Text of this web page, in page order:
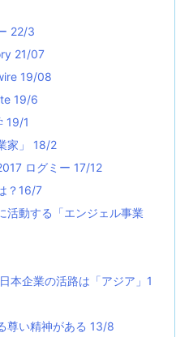
22/3
21/07
19/08
19/6
19/1
家」 18/2
ログミー 17/12
？16/7
活動する「エンジェル事業
本企業の活路は「アジア」1
尊い精神がある 13/8